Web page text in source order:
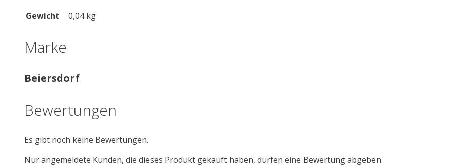
Gewicht 0,04 kg
Marke
Beiersdorf
Bewertungen
Es gibt noch keine Bewertungen.
Nur angemeldete Kunden, die dieses Produkt gekauft haben, dürfen eine Bewertung abgeben.